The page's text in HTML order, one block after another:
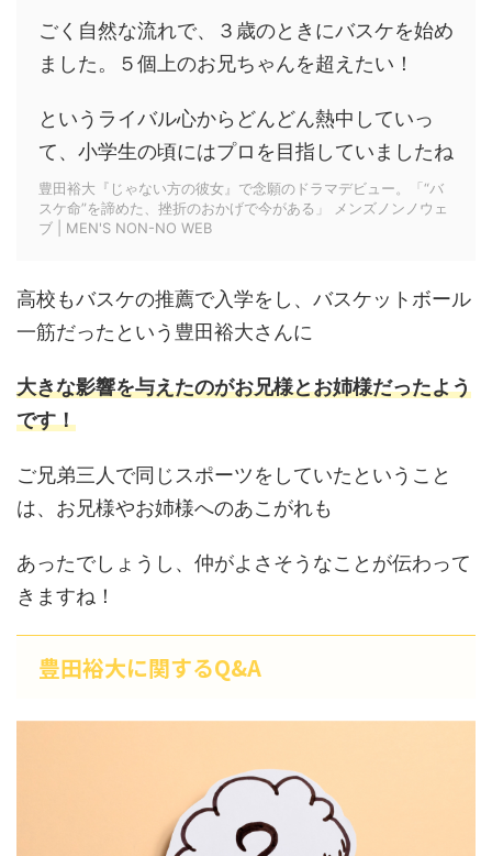
ごく自然な流れで、３歳のときにバスケを始め
ました。５個上のお兄ちゃんを超えたい！
というライバル心からどんどん熱中していっ
て、小学生の頃にはプロを目指していましたね
豊田裕大『じゃない方の彼女』で念願のドラマデビュー。「“バ
スケ命”を諦めた、挫折のおかげで今がある」 メンズノンノウェ
ブ | MEN'S NON-NO WEB
高校もバスケの推薦で入学をし、バスケットボール
一筋だったという豊田裕大さんに
大きな影響を与えたのがお兄様とお姉様だったよう
です！
ご兄弟三人で同じスポーツをしていたということ
は、お兄様やお姉様へのあこがれも
あったでしょうし、仲がよさそうなことが伝わって
きますね！
豊田裕大に関するQ&A